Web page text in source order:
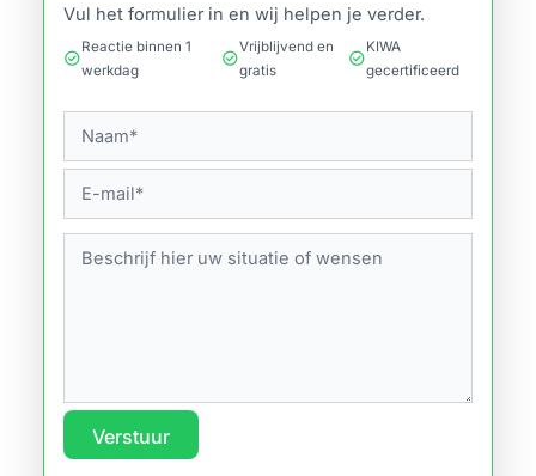
Vul het formulier in en wij helpen je verder.
check_circle
Reactie binnen 1
werkdag
check_circle
Vrijblijvend en
gratis
check_circle
KIWA
gecertificeerd
Verstuur